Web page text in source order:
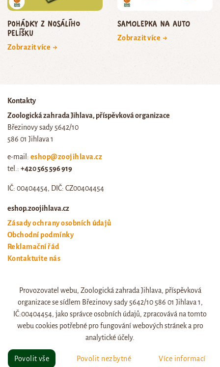
Pohádky z nosálího
pelíšku
Zobrazit více →
Samolepka na auto
Zobrazit více →
Kontakty
Zoologická zahrada Jihlava, příspěvková organizace
Březinovy sady 5642/10
586 01 Jihlava 1
e-mail: eshop@zoojihlava.cz
tel.: +420 565 596 919
IČ: 00404454, DIČ: CZ00404454
eshop.zoojihlava.cz
Zásady ochrany osobních údajů
Obchodní podmínky
Reklamační řád
Kontaktujte nás
Web zoo jihlava
Otevírací doba a ceník
© eshop.zoojihlava.cz, vytvořil
Provozovatel webu, Zoologická zahrada Jihlava, příspěvková
organizace se sídlem Březinovy sady 5642/10 586 01 Jihlava 1,
IČ:00404454, jako správce osobních údajů, zpracovává na tomto
webu cookies potřebné pro fungování webových stránek a pro
analytické účely.
Povolit vše Povolit nezbytné Více informací